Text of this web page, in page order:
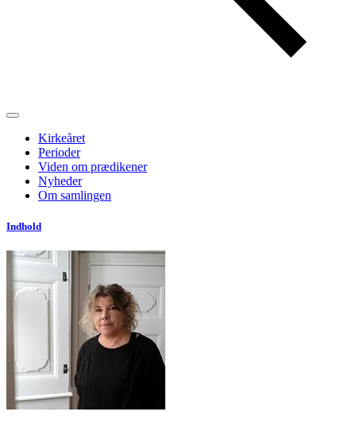
Kirkeåret
Perioder
Viden om prædikener
Nyheder
Om samlingen
Indhold